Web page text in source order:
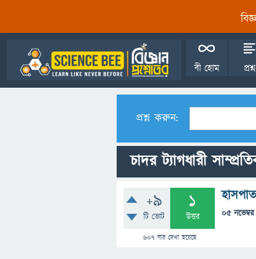
বী হোম প্রশ্ন
প্রশ্ন করুন:
চাদর ট্যাগধারী
+9
টি ভোট
1
উত্তর
607বার দেখা হয়েছে
05